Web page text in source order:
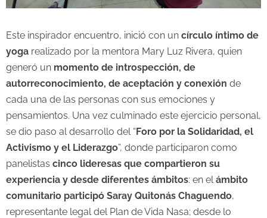
Este inspirador encuentro, inició con un círculo íntimo de
yoga realizado por la mentora Mary Luz Rivera, quien
generó un momento de introspección, de
autorreconocimiento, de aceptación y conexión de
cada una de las personas con sus emociones y
pensamientos. Una vez culminado este ejercicio personal,
se dio paso al desarrollo del “Foro por la Solidaridad, el
Activismo y el Liderazgo”, donde participaron como
panelistas cinco lideresas que compartieron su
experiencia y desde diferentes ámbitos: en elámbito
comunitario participó Saray Quitonás Chaguendo,
representante legal del Plan de Vida Nasa; desde lo